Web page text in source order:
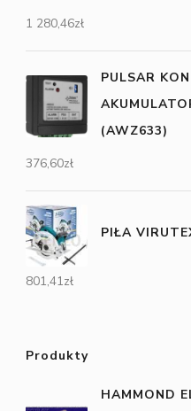
1 280,46zł
PULSAR
(AWZ633)
376,60zł
PIŁA
801,41zł
Produkty
HAMMOND